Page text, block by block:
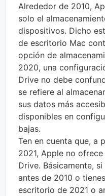
Alrededor de 2010,
solo el
dispositivos. Dicho
de escritorio Mac
opción de
2020, una
Drive no debe
se refiere al
sus datos más
disponibles en
bajas.
Ten en cuenta que, a
2021, Apple no
Drive. Básicamente,
antes de 2010 o
escritorio de 2021 o